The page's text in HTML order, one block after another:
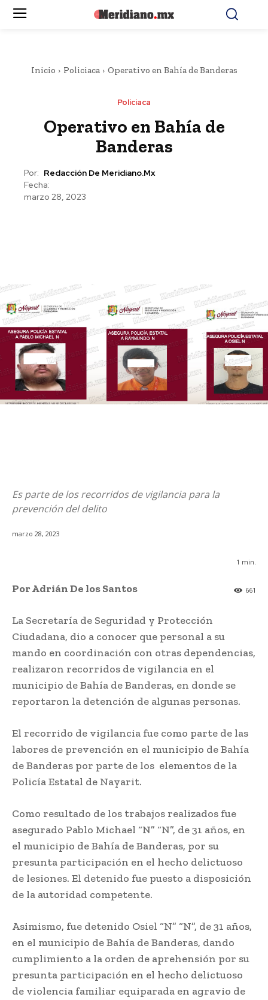
Inicio Policiaca Operativo en Bahía de Banderas
Policiaca
Operativo en Bahía de
Banderas
Por: Redacción De Meridiano.mx
Fecha:
marzo 28, 2023
Es parte de los recorridos de vigilancia para la
prevención del delito
marzo 28, 2023
1 min.
661
Por Adrián De los Santos
La Secretaría de Seguridad y Protección
Ciudadana, dio a conocer que personal a su
mando en coordinación con otras dependencias,
realizaron recorridos de vigilancia en el
municipio de Bahía de Banderas, en donde se
reportaron la detención de algunas personas.
El recorrido de vigilancia fue como parte de las
labores de prevención en el municipio de Bahía
de Banderas por parte de los elementos de la
Policía Estatal de Nayarit.
Como resultado de los trabajos realizados fue
asegurado Pablo Michael “N” “N”, de 31 años, en
el municipio de Bahía de Banderas, por su
presunta participación en el hecho delictuoso
de lesiones. El detenido fue puesto a disposición
de la autoridad competente.
Asimismo, fue detenido Osiel “N” “N”, de 31 años,
en el municipio de Bahía de Banderas, dando
cumplimiento a la orden de aprehensión por su
presunta participación en el hecho delictuoso
de violencia familiar equiparada en agravio de